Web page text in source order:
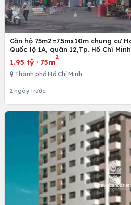
Căn hộ 75m2=7.5mx10m chung cư
Quốc lộ 1A, quân 12,Tp. Hồ Chí
1.95 tỷ · 75m
2
Thành phố Hồ Chí Minh
2 ngày trước